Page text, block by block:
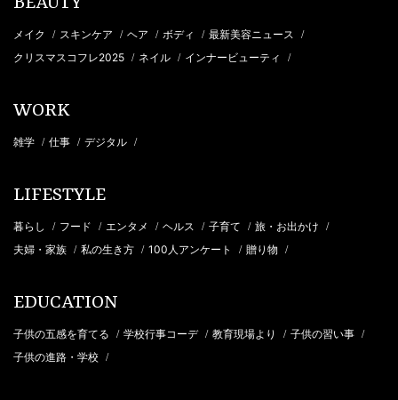
メイク / スキンケア / ヘア / ボディ / 最新美容ニュース /
クリスマスコフレ2025 / ネイル / インナービューティ /
WORK
雑学 / 仕事 / デジタル /
LIFESTYLE
暮らし / フード / エンタメ / ヘルス / 子育て / 旅・お出かけ /
夫婦・家族 / 私の生き方 / 100人アンケート / 贈り物 /
EDUCATION
子供の五感を育てる / 学校行事コーデ / 教育現場より / 子供の習い事 /
子供の進路・学校 /